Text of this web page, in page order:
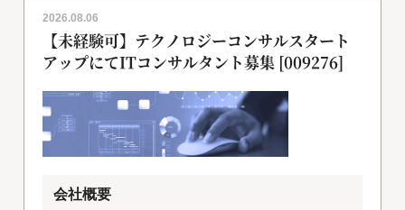
2026.08.06
【未経験可】テクノロジーコンサルスタート
アップにてITコンサルタント募集 [009276]
会社概要